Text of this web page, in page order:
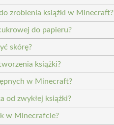
zrobienia książki w Minecraft?
do papieru?
skórę?
książki?
w Minecraft?
od zwykłej książki?
w Minecrafcie?